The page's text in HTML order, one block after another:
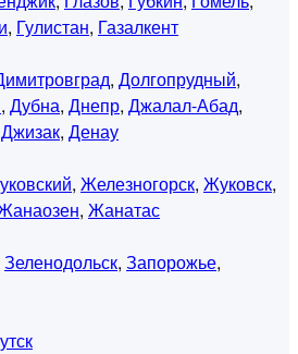
, Гулистан, Газалкент
, Долгопрудный,
, Дубна, Днепр, Джалал-Абад,
Джизак, Денау
, Железногорск, Жуковск,
, Жанатас
Зеленодольск, Запорожье,